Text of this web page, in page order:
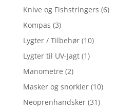
Knive og Fishstringers (6)
Kompas (3)
Lygter / Tilbehør (10)
Lygter til UV-Jagt (1)
Manometre (2)
Masker og snorkler (10)
Neoprenhandsker (31)